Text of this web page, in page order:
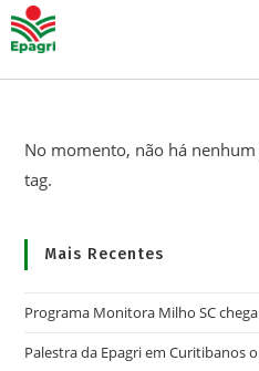
No momento, não há
tag.
Mais Recentes
Programa Monitora Milho SC
Palestra da Epagri em Curitibanos